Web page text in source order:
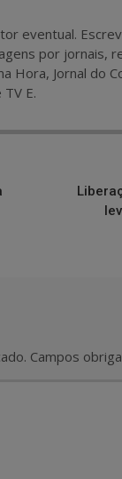
eventual.
por jornais,
Hora, Jornal do
TV E.
Campos